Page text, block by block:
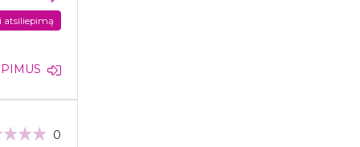
atsiliepimą
0